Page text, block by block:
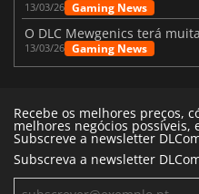
13/03/26 Gaming News
O DLC Mewgenics terá
13/03/26 Gaming News
Recebe os melhores preços,
melhores negócios possíveis,
Subscreve a newsletter
Subscreva a newsletter